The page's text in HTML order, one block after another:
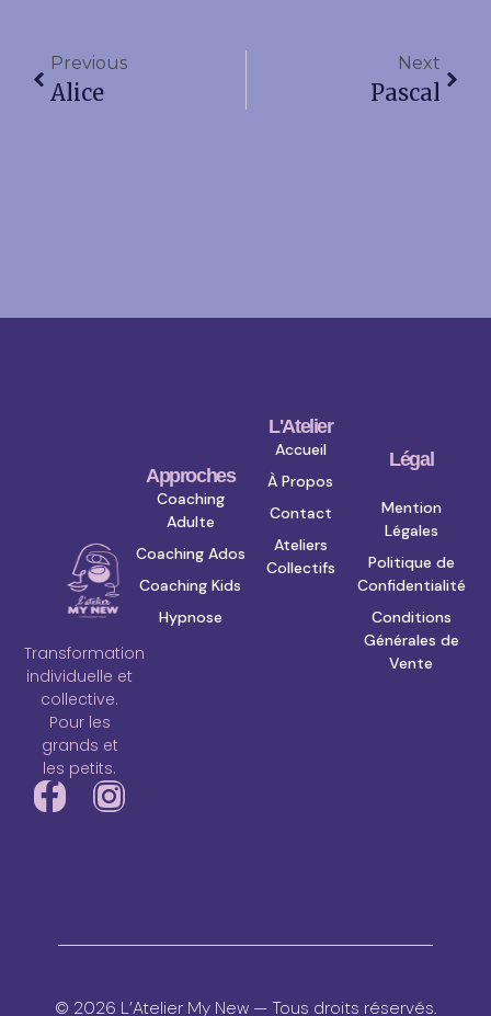
Previous
Alice
Next
Pascal
Transformation
individuelle et
collective.
Pour les
grands et
les petits.
L'Atelier
Accueil
À Propos
Contact
Ateliers
Collectifs
Approches
Coaching
Adulte
Coaching Ados
Coaching Kids
Hypnose
Légal
Mention
Légales
Politique de
Confidentialité
Conditions
Générales de
Vente
© 2026 L’Atelier My New — Tous droits réservés.